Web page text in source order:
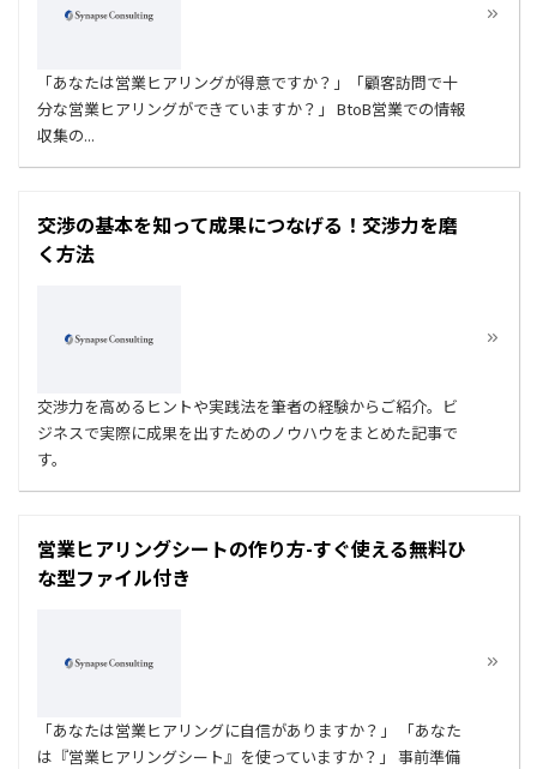
「あなたは営業ヒアリングが得意ですか？」「顧客訪問で十
分な営業ヒアリングができていますか？」 BtoB営業での情報
収集の...
交渉の基本を知って成果につなげる！交渉力を磨
く方法
交渉力を高めるヒントや実践法を筆者の経験からご紹介。ビ
ジネスで実際に成果を出すためのノウハウをまとめた記事で
す。
営業ヒアリングシートの作り方-すぐ使える無料ひ
な型ファイル付き
「あなたは営業ヒアリングに自信がありますか？」 「あなた
は『営業ヒアリングシート』を使っていますか？」 事前準備